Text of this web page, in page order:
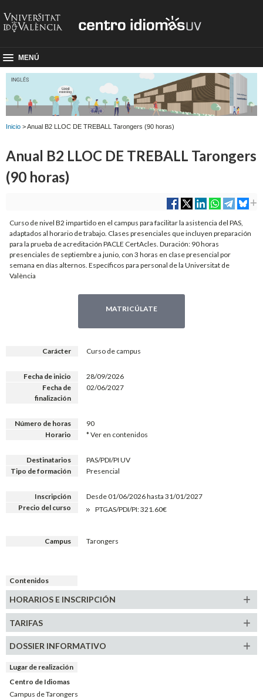
MENÚ
Inicio > Anual B2 LLOC DE TREBALL Tarongers (90 horas)
Anual B2 LLOC DE TREBALL Tarongers
(90 horas)
Curso de nivel B2 impartido en el campus para facilitar la asistencia del PAS,
adaptados al horario de trabajo. Clases presenciales que incluyen preparación
para la prueba de acreditación PACLE CertAcles. Duración: 90 horas
presenciales de septiembre a junio, con 3 horas en clase presencial por
semana en días alternos. Específicos para personal de la Universitat de
València
MATRICÚLATE
Carácter Curso de campus
Fecha de inicio
28/09/2026
Fecha de
finalización
02/06/2027
Número de horas
90
Horario
* Ver en contenidos
Destinatarios
PAS/PDI/PI UV
Tipo de formación
Presencial
Inscripción
Desde 01/06/2026 hasta 31/01/2027
Precio del curso
PTGAS/PDI/PI: 321.60€
Campus Tarongers
Contenidos
HORARIOS EINSCRIPCIÓN
TARIFAS
DOSSIER INFORMATIVO
Lugar de realización
Centro de Idiomas
Campus de Tarongers